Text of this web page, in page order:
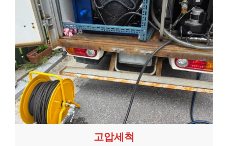
고압세척